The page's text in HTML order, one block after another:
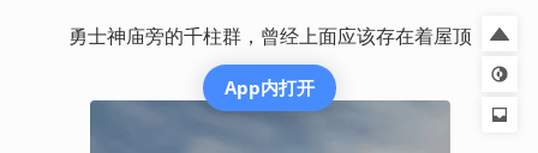
勇士神庙旁的千柱群，曾经上面应该存在着屋顶
App内打开